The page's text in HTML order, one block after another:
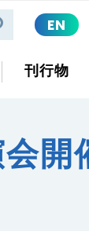
EN
刊行物
開